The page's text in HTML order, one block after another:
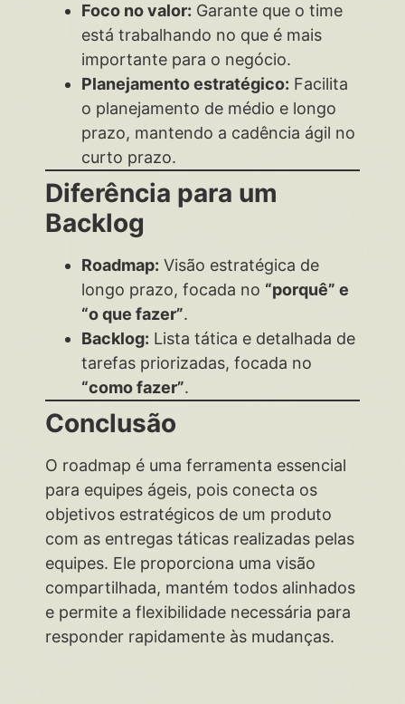
Foco no valor: Garante que o time
está trabalhando no que é mais
importante para o negócio.
Planejamento estratégico: Facilita
o planejamento de médio e longo
prazo, mantendo a cadência ágil no
curto prazo.
Diferência para um
Backlog
Roadmap: Visão estratégica de
longo prazo, focada no “porquê” e
“o que fazer”.
Backlog: Lista tática e detalhada de
tarefas priorizadas, focada no
“como fazer”.
Conclusão
O roadmap é uma ferramenta essencial
para equipes ágeis, pois conecta os
objetivos estratégicos de um produto
com as entregas táticas realizadas pelas
equipes. Ele proporciona uma visão
compartilhada, mantém todos alinhados
e permite a flexibilidade necessária para
responder rapidamente às mudanças.